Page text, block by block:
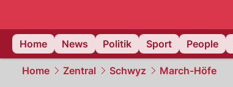
Home
News Politik Sport People
Home Zentral Schwyz March-Höfe